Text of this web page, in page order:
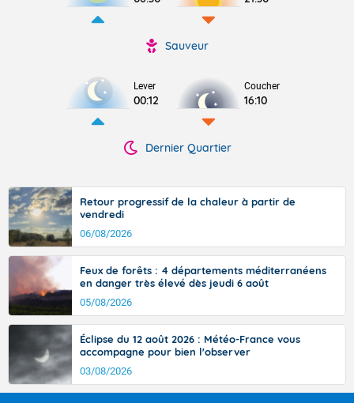
Sauveur
Lever
00:12
Coucher
16:10
Dernier Quartier
Retour progressif de la chaleur à partir de
vendredi
06/08/2026
Feux de forêts : 4 départements méditerranéens
en danger très élevé dès jeudi 6 août
05/08/2026
Éclipse du 12 août 2026 : Météo-France vous
accompagne pour bien l'observer
03/08/2026